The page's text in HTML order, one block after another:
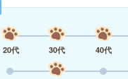
20代
30代 40代